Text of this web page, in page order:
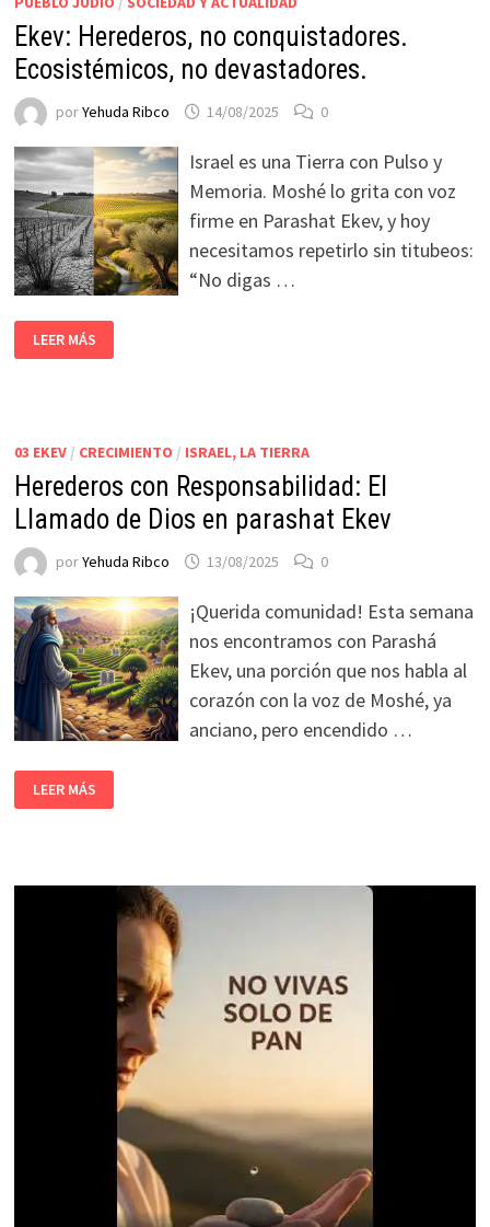
Ekev: Herederos, no conquistadores.
Ecosistémicos, no devastadores.
porYehuda Ribco 14/08/2025 0
Israel es una Tierra con Pulso y
Memoria. Moshé lo grita con voz
firme en Parashat Ekev, y hoy
necesitamos repetirlo sin titubeos:
“No digas …
LEER MÁS
03 EKEV/ CRECIMIENTO / ISRAEL, LA TIERRA
Herederos con Responsabilidad: El
Llamado de Dios en parashat Ekev
porYehuda Ribco 13/08/2025 0
¡Querida comunidad! Esta semana
nos encontramos con Parashá
Ekev, una porción que nos habla al
corazón con la voz de Moshé, ya
anciano, pero encendido …
LEER MÁS